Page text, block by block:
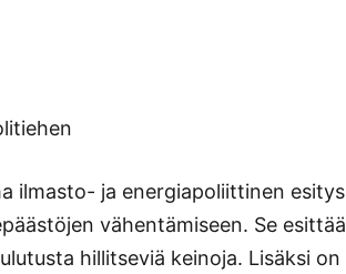
ilmasto- ja energiapoliittinen esitys
vähentämiseen. Se esittää
hillitseviä keinoja. Lisäksi on